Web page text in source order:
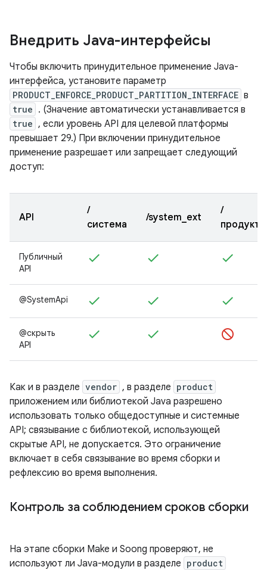
Внедрить Java-интерфейсы
Чтобы включить принудительное применение Java-
интерфейса, установите параметр
PRODUCT_ENFORCE_PRODUCT_PARTITION_INTERFACE в
true . (Значение автоматически устанавливается в
true , если уровень API для целевой платформы
превышает 29.) При включении принудительное
применение разрешает или запрещает следующий
доступ:
API
/
система
/system_ext
/
продукт
Публичный
API
@SystemApi
@скрыть
API
Как и в разделе vendor , в разделе product
приложением или библиотекой Java разрешено
использовать только общедоступные и системные
API; связывание с библиотекой, использующей
скрытые API, не допускается. Это ограничение
включает в себя связывание во время сборки и
рефлексию во время выполнения.
Контроль за соблюдением сроков сборки
На этапе сборки Make и Soong проверяют, не
используют ли Java-модули в разделе product